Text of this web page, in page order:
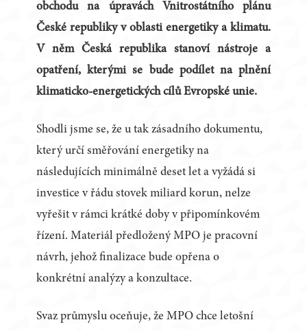
obchodu na úpravách Vnitrostátního plánu
České republiky v oblasti energetiky a klimatu.
V něm Česká republika stanoví nástroje a
opatření, kterými se bude podílet na plnění
klimaticko-energetických cílů Evropské unie.
Shodli jsme se, že u tak zásadního dokumentu,
který určí směřování energetiky na
následujících minimálně deset let a vyžádá si
investice v řádu stovek miliard korun, nelze
vyřešit v rámci krátké doby v připomínkovém
řízení. Materiál předložený MPO je pracovní
návrh, jehož finalizace bude opřena o
konkrétní analýzy a konzultace.
Svaz průmyslu oceňuje, že MPO chce letošní